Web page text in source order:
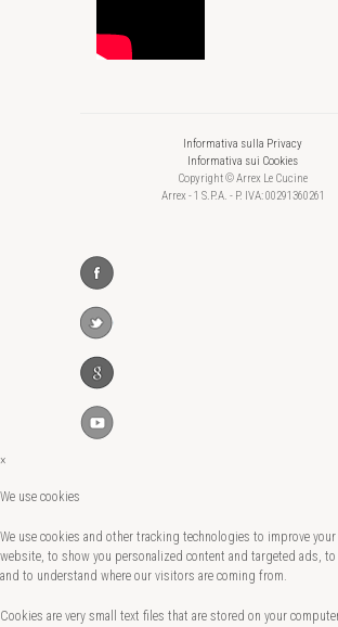
Informativa sulla Privacy
Informativa sui Cookies
Copyright © Arrex Le Cucine
Arrex - 1 S.P.A. - P. IVA: 00291360261
×
We use cookies
We use cookies and other tracking technologies to improve
website, to show you personalized content and targeted ads,
and to understand where our visitors are coming from.
Cookies are very small text files that are stored on your